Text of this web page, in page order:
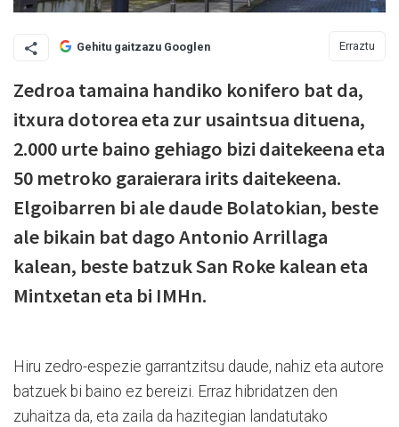
Gehitu gaitzazu Googlen Erraztu
Zedroa tamaina handiko konifero bat da,
itxura dotorea eta zur usaintsua dituena,
2.000 urte baino gehiago bizi daitekeena eta
50 metroko garaierara irits daitekeena.
Elgoibarren bi ale daude Bolatokian, beste
ale bikain bat dago Antonio Arrillaga
kalean, beste batzuk San Roke kalean eta
Mintxetan eta bi IMHn.
Hiru zedro-espezie garrantzitsu daude, nahiz eta autore
batzuek bi baino ez bereizi. Erraz hibridatzen den
zuhaitza da, eta zaila da hazitegian landatutako